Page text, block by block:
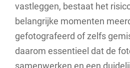
vastleggen, bestaat het
belangrijke momenten
gefotografeerd of zelfs
daarom essentieel dat de
samenwerken en een